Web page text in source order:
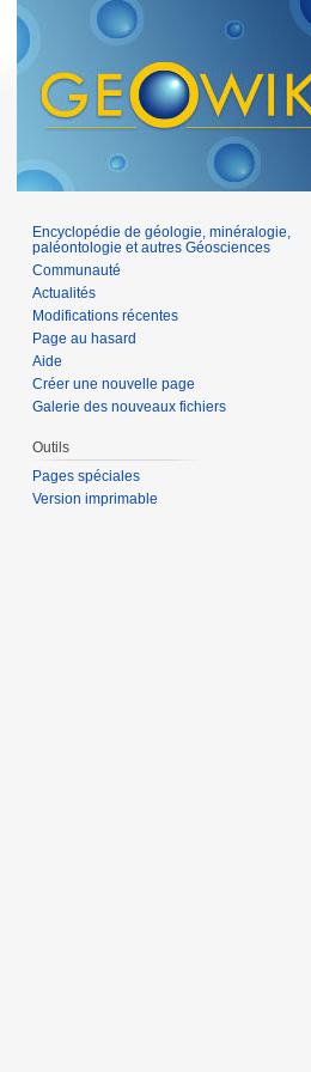
Encyclopédie de géologie, minéralogie,
paléontologie et autres Géosciences
Communauté
Actualités
Modifications récentes
Page au hasard
Aide
Créer une nouvelle page
Galerie des nouveaux fichiers
Outils
Pages spéciales
Version imprimable